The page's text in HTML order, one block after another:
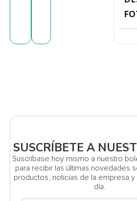
SUSCRÍBETE A
Suscríbase hoy mismo a nuestro
para recibir las últimas novedades
productos, noticias de la empresa
día.